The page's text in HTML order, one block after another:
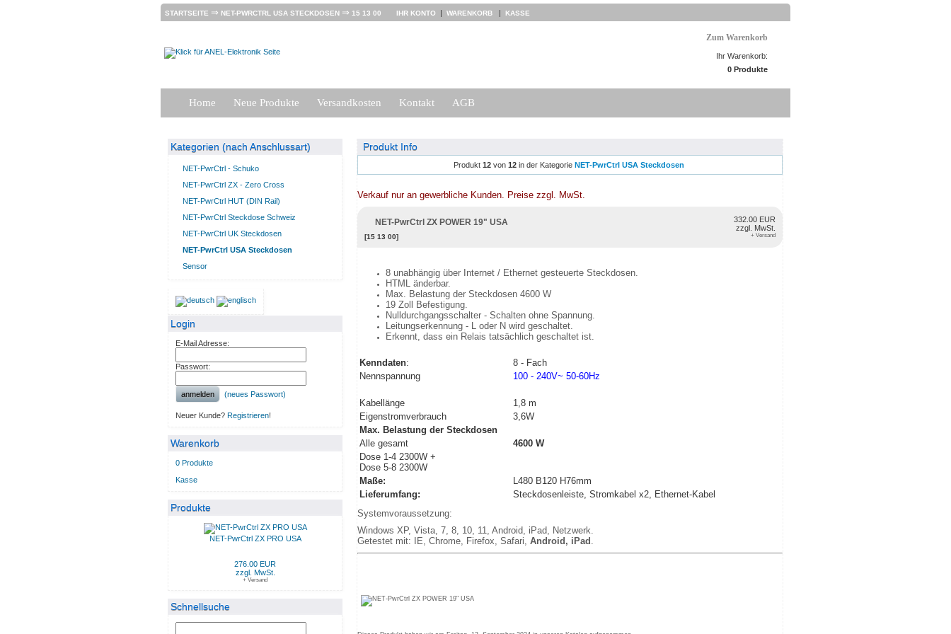
STARTSEITE ⇒ NET-PWRCTRL USA STECKDOSEN ⇒ 15 13 00 IHR KONTO | WARENKORB | KASSE
Zum Warenkorb
Ihr Warenkorb:
0 Produkte
Home Neue Produkte Versandkosten Kontakt AGB
Kategorien (nach Anschlussart)
NET-PwrCtrl - Schuko
NET-PwrCtrl ZX - Zero Cross
NET-PwrCtrl HUT (DIN Rail)
NET-PwrCtrl Steckdose Schweiz
NET-PwrCtrl UK Steckdosen
NET-PwrCtrl USA Steckdosen
Sensor
Login
E-Mail Adresse:
Passwort:
anmelden (neues Passwort)
Neuer Kunde? Registrieren!
Warenkorb
0 Produkte
Kasse
Produkte
NET-PwrCtrl ZX PRO USA
276.00 EUR
zzgl. MwSt.
+ Versand
Schnellsuche
Produkt Info
Produkt 12von 12in der Kategorie NET-PwrCtrl USA Steckdosen
Verkauf nur an gewerbliche Kunden. Preise zzgl. MwSt.
NET-PwrCtrl ZX POWER 19" USA
[15 13 00]
332.00 EUR
zzgl. MwSt.
+ Versand
8 unabhängig über Internet / Ethernet gesteuerte Steckdosen.
HTML änderbar.
Max. Belastung der Steckdosen 4600 W
19 Zoll Befestigung.
Nulldurchgangsschalter - Schalten ohne Spannung.
Leitungserkennung - L oder N wird geschaltet.
Erkennt, dass ein Relais tatsächlich geschaltet ist.
Kenndaten:
8 - Fach
Nennspannung
100 - 240V~ 50-60Hz
Kabellänge
1,8 m
Eigenstromverbrauch
3,6W
Max. Belastung der Steckdosen
Alle gesamt
4600 W
Dose 1-4 2300W +
Dose 5-8 2300W
Maße:
L480 B120 H76mm
Lieferumfang:
Steckdosenleiste, Stromkabel x2, Ethernet-Kabel
Systemvoraussetzung:
Windows XP, Vista, 7, 8, 10, 11, Android, iPad, Netzwerk.
Getestet mit: IE, Chrome, Firefox, Safari, Android, iPad .